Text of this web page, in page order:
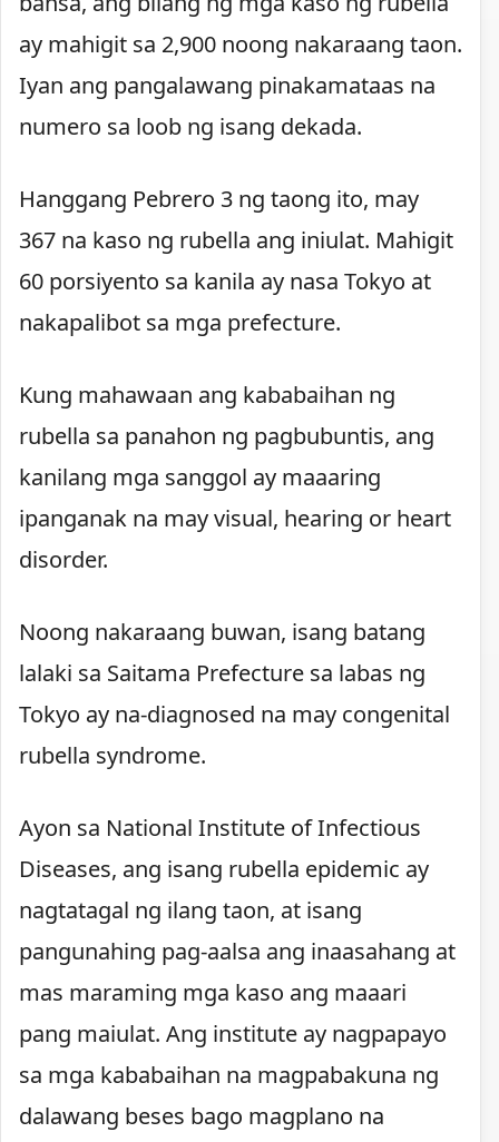
ay mahigit sa 2,900 noong nakaraang taon.
Iyan ang pangalawang pinakamataas na
numero sa loob ng isang dekada.
Hanggang Pebrero 3 ng taong ito, may
367 na kaso ng rubella ang iniulat. Mahigit
60 porsiyento sa kanila ay nasa Tokyo at
nakapalibot sa mga prefecture.
Kung mahawaan ang kababaihan ng
rubella sa panahon ng pagbubuntis, ang
kanilang mga sanggol ay maaaring
ipanganak na may visual, hearing or heart
disorder.
Noong nakaraang buwan, isang batang
lalaki sa Saitama Prefecture sa labas ng
Tokyo ay na-diagnosed na may congenital
rubella syndrome.
Ayon sa National Institute of Infectious
Diseases, ang isang rubella epidemic ay
nagtatagal ng ilang taon, at isang
pangunahing pag-aalsa ang inaasahang at
mas maraming mga kaso ang maaari
pang maiulat. Ang institute ay nagpapayo
sa mga kababaihan na magpabakuna ng
dalawang beses bago magplano na